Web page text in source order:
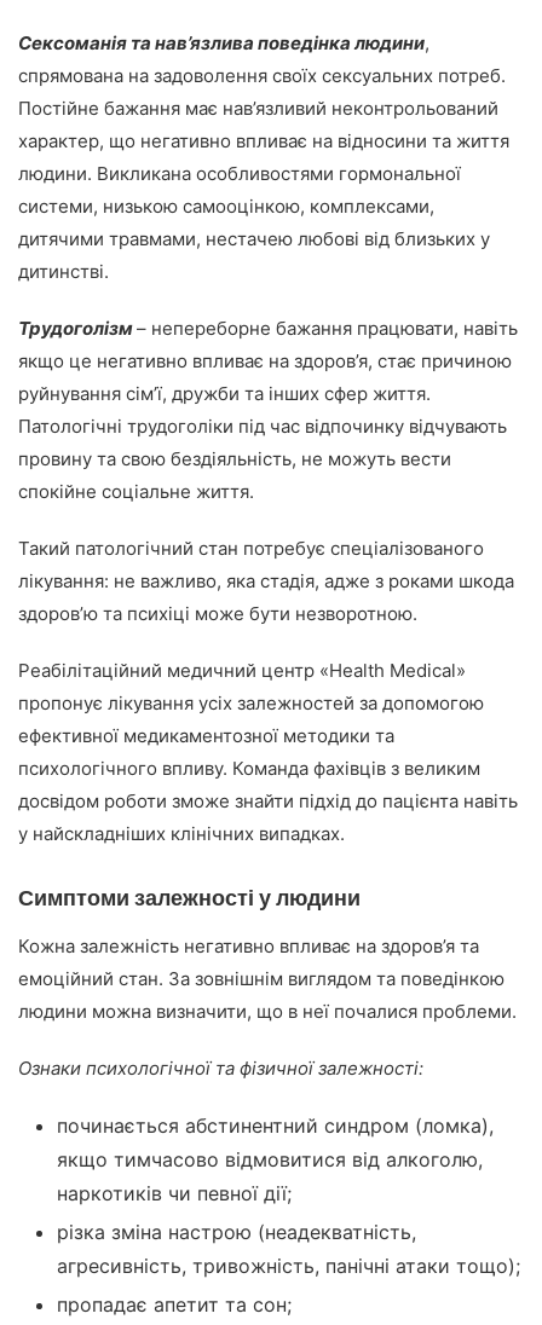
Сексоманія та нав’язлива поведінка людини,
спрямована на задоволення своїх сексуальних потреб.
Постійне бажання має нав’язливий неконтрольований
характер, що негативно впливає на відносини та життя
людини. Викликана особливостями гормональної
системи, низькою самооцінкою, комплексами,
дитячими травмами, нестачею любові від близьких у
дитинстві.
Трудоголізм– непереборне бажання працювати, навіть
якщо це негативно впливає на здоров’я, стає причиною
руйнування сім’ї, дружби та інших сфер життя.
Патологічні трудоголіки під час відпочинку відчувають
провину та свою бездіяльність, не можуть вести
спокійне соціальне життя.
Такий патологічний стан потребує спеціалізованого
лікування: не важливо, яка стадія, адже з роками шкода
здоров’ю та психіці може бути незворотною.
Реабілітаційний медичний центр «Health Medical»
пропонує лікування усіх залежностей за допомогою
ефективної медикаментозної методики та
психологічного впливу. Команда фахівців з великим
досвідом роботи зможе знайти підхід до пацієнта навіть
у найскладніших клінічних випадках.
Симптоми залежності у людини
Кожна залежність негативно впливає на здоров’я та
емоційний стан. За зовнішнім виглядом та поведінкою
людини можна визначити, що в неї почалися проблеми.
Ознаки психологічної та фізичної залежності:
починається абстинентний синдром (ломка),
якщо тимчасово відмовитися від алкоголю,
наркотиків чи певної дії;
різка зміна настрою (неадекватність,
агресивність, тривожність, панічні атаки тощо);
пропадає апетит та сон;